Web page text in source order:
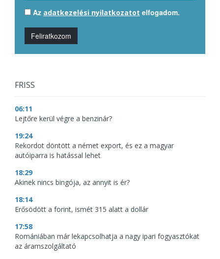
Az adatkezelési nyilatkozatot elfogadom.
Feliratkozom
FRISS
06:11
Lejtőre kerül végre a benzinár?
19:24
Rekordot döntött a német export, és ez a magyar
autóiparra is hatással lehet
18:29
Akinek nincs bingója, az annyit is ér?
18:14
Erősödött a forint, ismét 315 alatt a dollár
17:58
Romániában már lekapcsolhatja a nagy ipari fogyasztókat
az áramszolgáltató